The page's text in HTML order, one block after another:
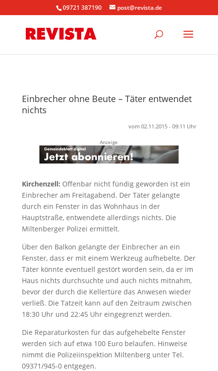
09721 387190 post@revista.de
Einbrecher ohne Beute – Täter entwendet
nichts
vom 02.11.2015 - 09:11 Uhr
Anzeige
Kirchenzell: Offenbar nicht fündig geworden ist ein
Einbrecher am Freitagabend. Der Täter gelangte
durch ein Fenster in das Wohnhaus in der
Hauptstraße, entwendete allerdings nichts. Die
Miltenberger Polizei ermittelt.
Über den Balkon gelangte der Einbrecher an ein
Fenster, dass er mit einem Werkzeug aufhebelte. Der
Täter könnte eventuell gestört worden sein, da er im
Haus nichts durchsuchte und auch nichts mitnahm,
bevor der durch die Kellertüre das Anwesen wieder
verließ. Die Tatzeit kann auf den Zeitraum zwischen
18:30 Uhr und 22:45 Uhr eingegrenzt werden.
Die Reparaturkosten für das aufgehebelte Fenster
werden sich auf etwa 100 Euro belaufen. Hinweise
nimmt die Polizeiinspektion Miltenberg unter Tel.
09371/945-0 entgegen.